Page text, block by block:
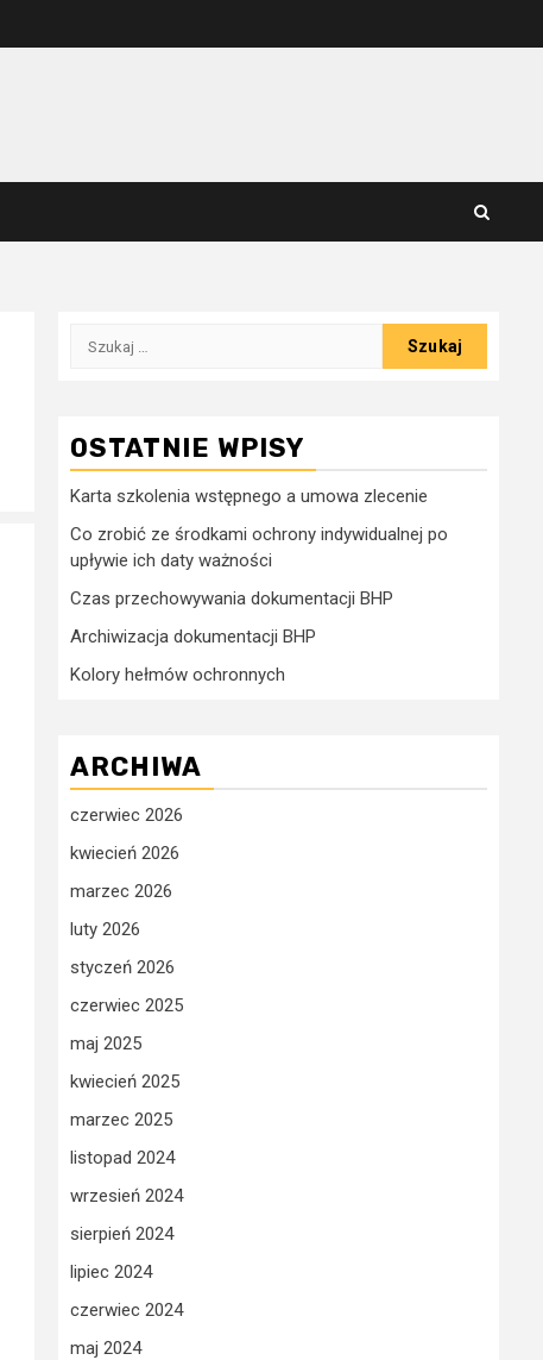
Szukaj:
OSTATNIE WPISY
Karta szkolenia wstępnego a umowa zlecenie
Co zrobić ze środkami ochrony indywidualnej po
upływie ich daty ważności
Czas przechowywania dokumentacji BHP
Archiwizacja dokumentacji BHP
Kolory hełmów ochronnych
ARCHIWA
czerwiec 2026
kwiecień 2026
marzec 2026
luty 2026
styczeń 2026
czerwiec 2025
maj 2025
kwiecień 2025
marzec 2025
listopad 2024
wrzesień 2024
sierpień 2024
lipiec 2024
czerwiec 2024
maj 2024